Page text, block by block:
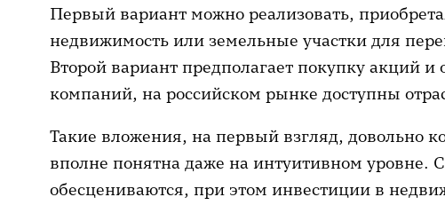
Первый вариант можно реализовать,
недвижимость или земельные участки для
Второй вариант предполагает покупку акций и
компаний, на российском рынке доступны
Такие вложения, на первый взгляд, довольно
вполне понятна даже на интуитивном уровне.
обесцениваются, при этом инвестиции в